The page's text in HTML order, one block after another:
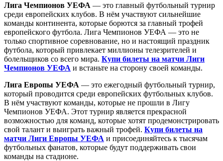
Лига Чемпионов УЕФА — это главный футбольный турнир
среди европейских клубов. В нём участвуют сильнейшие
команды континента, которые борются за главный трофей
европейского футбола. Лига Чемпионов УЕФА — это не
только спортивное соревнование, но и настоящий праздник
футбола, который привлекает миллионы телезрителей и
болельщиков со всего мира. Купи билеты на матчи Лиги
Чемпионов УЕФА и встаньте на сторону своей команды.
Лига Европы УЕФА — это ежегодный футбольный турнир,
который проводится среди европейских футбольных клубов.
В нём участвуют команды, которые не прошли в Лигу
Чемпионов УЕФА. Этот турнир является прекрасной
возможностью для команд, которые хотят продемонстрировать
свой талант и выиграть важный трофей. Купи билеты на
матчи Лиги Европы УЕФА и присоединяйтесь к тысячам
футбольных фанатов, которые будут поддерживать свои
команды на стадионе.